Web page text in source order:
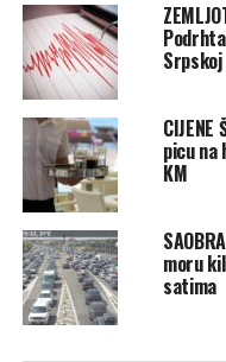
Srpskoj
picu
KM
moru
satima